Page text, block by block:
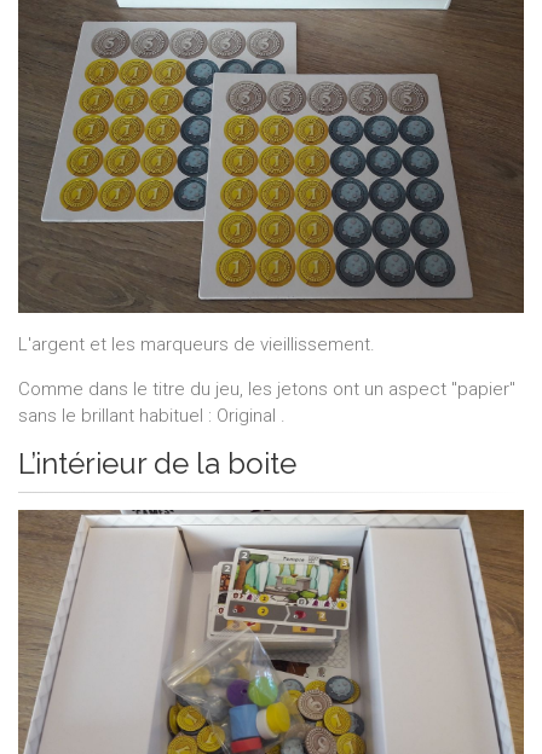
L'argent et les marqueurs de vieillissement.
Comme dans le titre du jeu, les jetons ont un aspect "papier"
sans le brillant habituel : Original .
L’intérieur de la boite